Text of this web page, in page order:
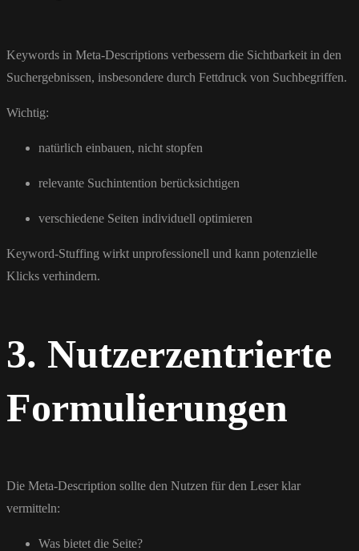
Keywords in Meta-Descriptions verbessern die Sichtbarkeit in den
Suchergebnissen, insbesondere durch Fettdruck von Suchbegriffen.
Wichtig:
natürlich einbauen, nicht stopfen
relevante Suchintention berücksichtigen
verschiedene Seiten individuell optimieren
Keyword-Stuffing wirkt unprofessionell und kann potenzielle
Klicks verhindern.
3. Nutzerzentrierte
Formulierungen
Die Meta-Description sollte den Nutzen für den Leser klar
vermitteln:
Was bietet die Seite?